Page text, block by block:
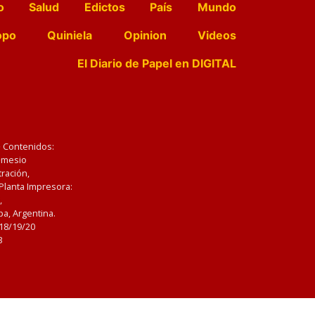
Salud Edictos País
Mundo
Quiniela Opinion
Videos
El Diario de Papel en DIGITAL
Impresora:
Argentina.
19/20